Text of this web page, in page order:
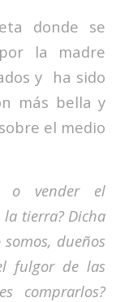
donde se
la madre
y ha sido
más bella y
el medio
o vender el
tierra? Dicha
dueños
fulgor de las
comprarlos?